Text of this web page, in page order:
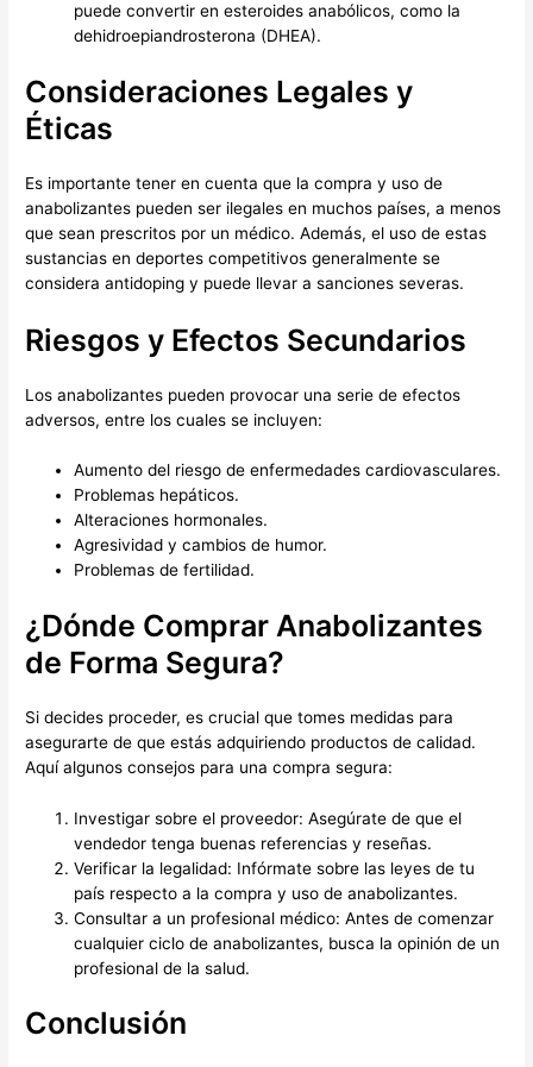
puede convertir en esteroides anabólicos, como la
dehidroepiandrosterona (DHEA).
Consideraciones Legales y
Éticas
Es importante tener en cuenta que la compra y uso de
anabolizantes pueden ser ilegales en muchos países, a menos
que sean prescritos por un médico. Además, el uso de estas
sustancias en deportes competitivos generalmente se
considera antidoping y puede llevar a sanciones severas.
Riesgos y Efectos Secundarios
Los anabolizantes pueden provocar una serie de efectos
adversos, entre los cuales se incluyen:
Aumento del riesgo de enfermedades cardiovasculares.
Problemas hepáticos.
Alteraciones hormonales.
Agresividad y cambios de humor.
Problemas de fertilidad.
¿Dónde Comprar Anabolizantes
de Forma Segura?
Si decides proceder, es crucial que tomes medidas para
asegurarte de que estás adquiriendo productos de calidad.
Aquí algunos consejos para una compra segura:
Investigar sobre el proveedor: Asegúrate de que el
vendedor tenga buenas referencias y reseñas.
Verificar la legalidad: Infórmate sobre las leyes de tu
país respecto a la compra y uso de anabolizantes.
Consultar a un profesional médico: Antes de comenzar
cualquier ciclo de anabolizantes, busca la opinión de un
profesional de la salud.
Conclusión